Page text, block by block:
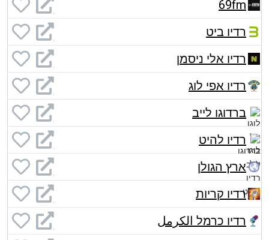
69fm
רדיו ביט
רדיו אלי ניסמן
רדיו אפי לוג
ברדוגו לייב
רדיו להיט
ארץ הגולן
רדיו קריות
רדיו כרמל الكرمل